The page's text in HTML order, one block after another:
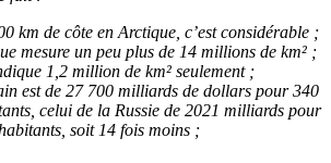
km de côte en Arctique, c’est considérable ;
mesure un peu plus de 14 millions de km² ;
1,2 million de km² seulement ;
est de 27 700 milliards de dollars pour 340
celui de la Russie de 2021 milliards pour
soit 14 fois moins ;